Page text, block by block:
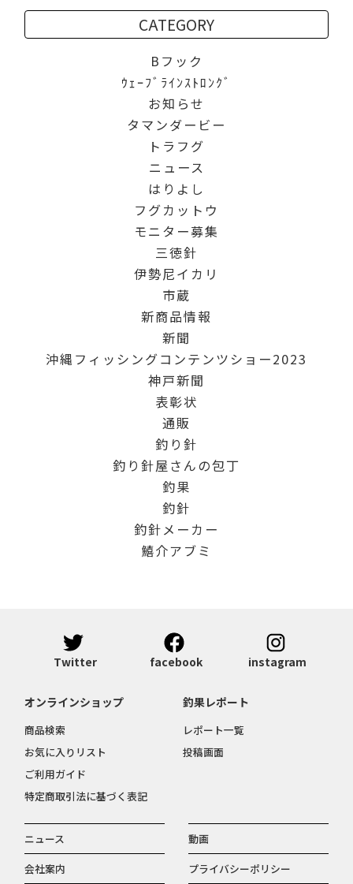
CATEGORY
Bフック
ｳｪｰﾌﾞﾗｲﾝｽﾄﾛﾝｸﾞ
お知らせ
タマンダービー
トラフグ
ニュース
はりよし
フグカットウ
モニター募集
三徳針
伊勢尼イカリ
市蔵
新商品情報
新聞
沖縄フィッシングコンテンツショー2023
神戸新聞
表彰状
通販
釣り針
釣り針屋さんの包丁
釣果
釣針
釣針メーカー
鱚介アブミ
Twitter facebook instagram
ニュース
動画
会社案内
プライバシーポリシー
オンラインショップ
商品検索
お気に入りリスト
ご利用ガイド
特定商取引法に基づく表記
釣果レポート
レポート一覧
投稿画面